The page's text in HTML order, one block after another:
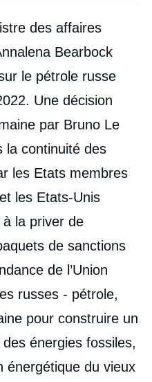
des affaires
Bearbock
le pétrole russe
Une décision
par Bruno Le
la continuité des
les Etats membres
les Etats-Unis
la priver de
de sanctions
de l’Union
russes - pétrole,
pour construire un
des énergies fossiles,
énergétique du vieux